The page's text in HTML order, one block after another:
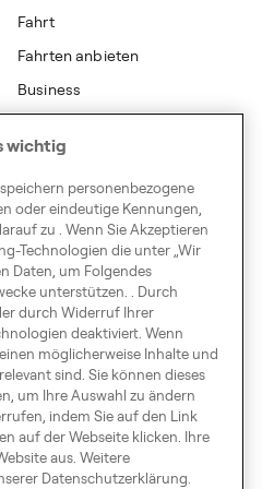
Fahrt
Fahrten anbieten
Business
wichtig
personenbezogene
oder eindeutige Kennungen,
zu . Wenn Sie Akzeptieren
Technologien die unter „Wir
Daten, um Folgendes
unterstützen. . Durch
durch Widerruf Ihrer
deaktiviert. Wenn
möglicherweise Inhalte und
sind. Sie können dieses
um Ihre Auswahl zu ändern
indem Sie auf den Link
auf der Webseite klicken. Ihre
aus. Weitere
Datenschutzerklärung.